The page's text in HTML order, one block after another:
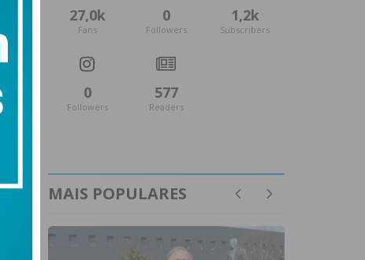
27,0k
Fans
0
Followers
1,2k
Subscribers
0
Followers
577
Readers
MAIS POPULARES